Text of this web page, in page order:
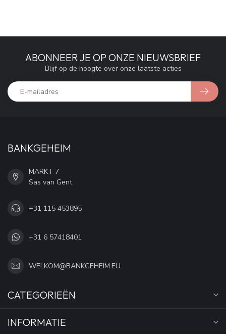
ABONNEER JE OP ONZE NIEUWSBRIEF
Blijf op de hoogte over onze laatste acties
BANKGEHEIM
MARKT 7
Sas van Gent
+31 115 453895
+31 6 57418401
WELKOM@BANKGEHEIM.EU
CATEGORIEËN
INFORMATIE